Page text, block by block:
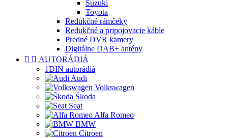
Suzuki
Toyota
Redukčné rámčeky
Redukčné a pripojovacie káble
Predné DVR kamery
Digitálne DAB+ antény
  AUTORÁDIÁ
1DIN autorádiá
Audi
Volkswagen
Škoda
Seat
Alfa Romeo
BMW
Citroen